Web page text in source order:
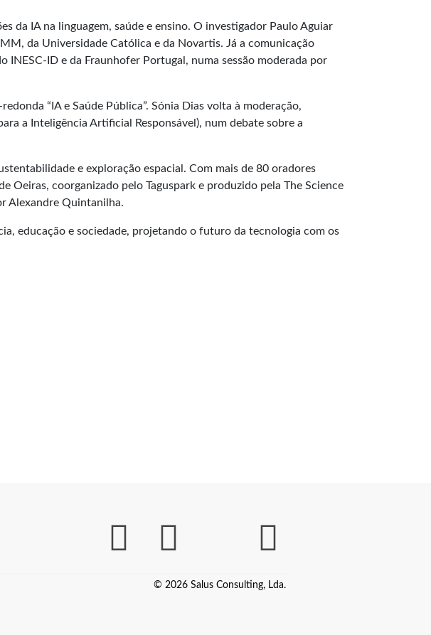
da IA na linguagem, saúde e ensino. O investigador Paulo Aguiar
da Universidade Católica e da Novartis. Já a comunicação
INESC-ID e da Fraunhofer Portugal, numa sessão moderada por
“IA e Saúde Pública”. Sónia Dias volta à moderação,
a Inteligência Artificial Responsável), num debate sobre a
e exploração espacial. Com mais de 80 oradores
coorganizado pelo Taguspark e produzido pela The Science
Alexandre Quintanilha.
educação e sociedade, projetando o futuro da tecnologia com os
© 2026 Salus Consulting, Lda.